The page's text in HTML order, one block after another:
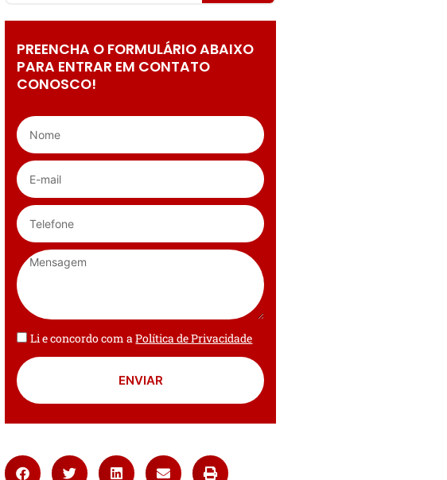
PREENCHA O FORMULÁRIO ABAIXO
PARA ENTRAR EM CONTATO
CONOSCO!
Li e concordo com aPolítica de Privacidade
ENVIAR